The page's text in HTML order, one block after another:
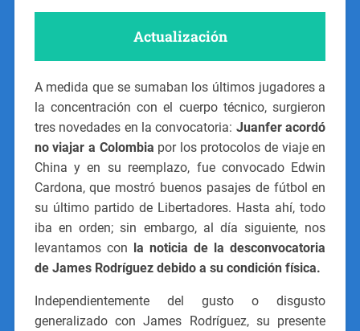
Actualización
A medida que se sumaban los últimos jugadores a
la concentración con el cuerpo técnico, surgieron
tres novedades en la convocatoria: Juanfer acordó
no viajar a Colombia por los protocolos de viaje en
China y en su reemplazo, fue convocado Edwin
Cardona, que mostró buenos pasajes de fútbol en
su último partido de Libertadores. Hasta ahí, todo
iba en orden; sin embargo, al día siguiente, nos
levantamos con la noticia de la desconvocatoria
de James Rodríguez debido a su condición física.
Independientemente del gusto o disgusto
generalizado con James Rodríguez, su presente